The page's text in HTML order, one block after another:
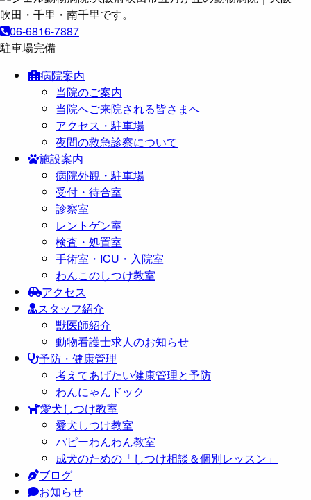
06-6816-7887
駐車場完備
病院案内
当院のご案内
当院へご来院される皆さまへ
アクセス・駐車場
夜間の救急診察について
施設案内
病院外観・駐車場
受付・待合室
診察室
レントゲン室
検査・処置室
手術室・ICU・入院室
わんこのしつけ教室
アクセス
スタッフ紹介
獣医師紹介
動物看護士求人のお知らせ
予防・健康管理
考えてあげたい健康管理と予防
わんにゃんドック
愛犬しつけ教室
愛犬しつけ教室
パピーわんわん教室
成犬のための「しつけ相談＆個別レッスン」
ブログ
お知らせ